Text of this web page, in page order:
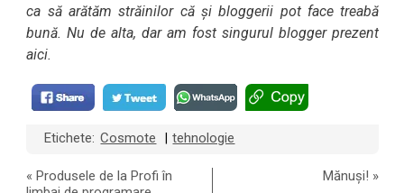
ca să arătăm străinilor că și bloggerii pot face treabă
bună. Nu de alta, dar am fost singurul blogger prezent
aici.
Etichete: Cosmote tehnologie
«Produsele de la Profi în
Mănuși! »